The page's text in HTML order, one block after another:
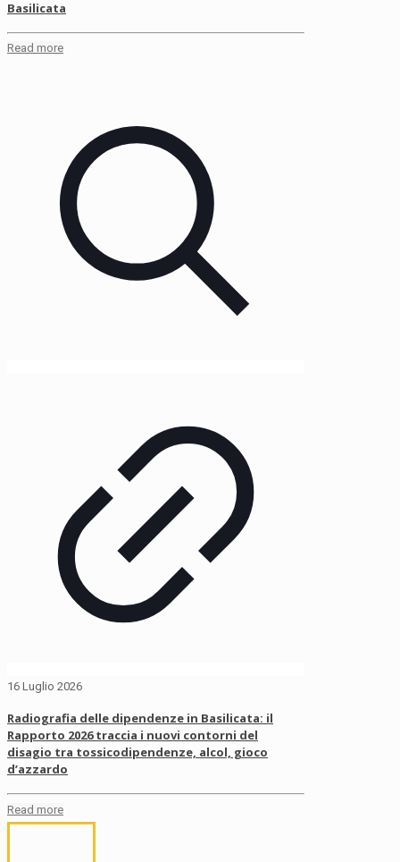
Basilicata
Read more
16 Luglio 2026
Radiografia delle dipendenze in Basilicata: il
Rapporto 2026 traccia i nuovi contorni del
disagio tra tossicodipendenze, alcol, gioco
d’azzardo
Read more